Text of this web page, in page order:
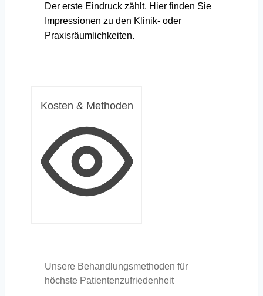
Der erste Eindruck zählt. Hier finden Sie
Impressionen zu den Klinik- oder
Praxisräumlichkeiten.
Kosten & Methoden
Unsere Behandlungsmethoden für
höchste Patientenzufriedenheit